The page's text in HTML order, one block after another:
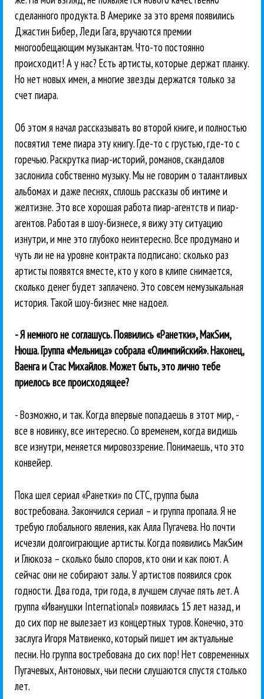
сделанного продукта. В Америке за это время появились
Джастин Бибер, Леди Гага, вручаются премии
многообещающим музыкантам. Что-то постоянно
происходит! А у нас? Есть артисты, которые держат планку.
Но нет новых имен, а многие звезды держатся только за
счет пиара.
Об этом я начал рассказывать во второй книге, и полностью
посвятил теме пиара эту книгу. Где-то с грустью, где-то с
горечью. Раскрутка пиар-историй, романов, скандалов
заслонила собственно музыку. Мы не говорим о талантливых
альбомах и даже песнях, сплошь рассказы об интиме и
желтизне. Это все хорошая работа пиар-агентств и пиар-
агентов. Работая в шоу-бизнесе, я вижу эту ситуацию
изнутри, и мне это глубоко неинтересно. Все продумано и
чуть ли не на уровне контракта подписано: сколько раз
артисты появятся вместе, кто у кого в клипе снимается,
сколько денег будет заплачено. Это совсем немузыкальная
история. Такой шоу-бизнес мне надоел.
- Я немного не соглашусь. Появились «Ранетки», МакSим,
Нюша. Группа «Мельница» собрала «Олимпийский». Наконец,
Ваенга и Стас Михайлов. Может быть, это лично тебе
приелось все происходящее?
- Возможно, и так. Когда впервые попадаешь в этот мир, -
все в новинку, все интересно. Со временем, когда видишь
все изнутри, меняется мировоззрение. Понимаешь, что это
конвейер.
Пока шел сериал «Ранетки» по СТС, группа была
востребована. Закончился сериал – и группа пропала. Я не
требую глобального явления, как Алла Пугачева. Но почти
исчезли долгоиграющие артисты. Когда появились МакSим
и Глюкоза – сколько было споров, кто они и как поют. А
сейчас они не собирают залы. У артистов появился срок
годности. Два года, три года, в лучшем случае пять лет. А
группа «Иванушки International» появилась 15 лет назад, и
до сих пор не вылезает из концертных туров. Конечно, это
заслуга Игоря Матвиенко, который пишет им актуальные
песни. Но группа востребована до сих пор! Нет современных
Пугачевых, Антоновых, чьи песни слушаются спустя столько
лет.